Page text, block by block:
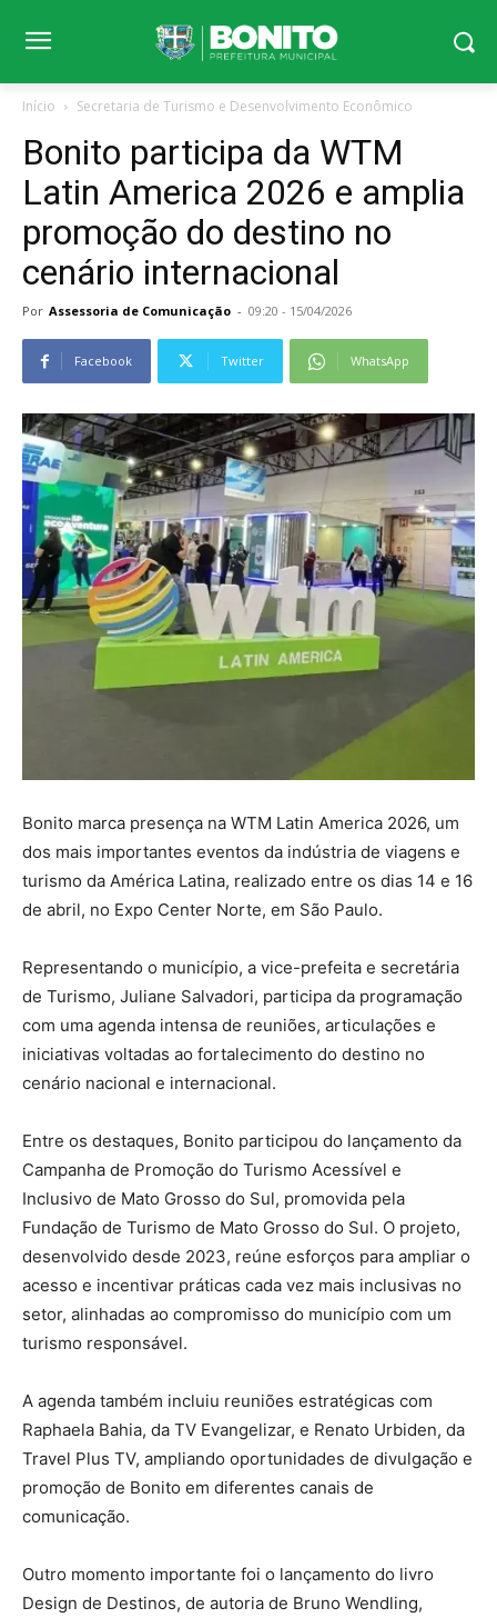
Início Secretaria de Turismo e Desenvolvimento Econômico
Bonito participa da WTM
Latin America 2026 e amplia
promoção do destino no
cenário internacional
Por Assessoria de Comunicação - 09:20 - 15/04/2026
Facebook Twitter WhatsApp
Bonito marca presença na WTM Latin America 2026, um
dos mais importantes eventos da indústria de viagens e
turismo da América Latina, realizado entre os dias 14 e 16
de abril, no Expo Center Norte, em São Paulo.
Representando o município, a vice-prefeita e secretária
de Turismo, Juliane Salvadori, participa da programação
com uma agenda intensa de reuniões, articulações e
iniciativas voltadas ao fortalecimento do destino no
cenário nacional e internacional.
Entre os destaques, Bonito participou do lançamento da
Campanha de Promoção do Turismo Acessível e
Inclusivo de Mato Grosso do Sul, promovida pela
Fundação de Turismo de Mato Grosso do Sul. O projeto,
desenvolvido desde 2023, reúne esforços para ampliar o
acesso e incentivar práticas cada vez mais inclusivas no
setor, alinhadas ao compromisso do município com um
turismo responsável.
A agenda também incluiu reuniões estratégicas com
Raphaela Bahia, da TV Evangelizar, e Renato Urbiden, da
Travel Plus TV, ampliando oportunidades de divulgação e
promoção de Bonito em diferentes canais de
comunicação.
Outro momento importante foi o lançamento do livro
Design de Destinos, de autoria de Bruno Wendling,